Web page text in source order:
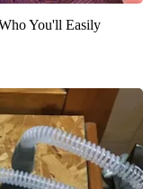
You'll Easily